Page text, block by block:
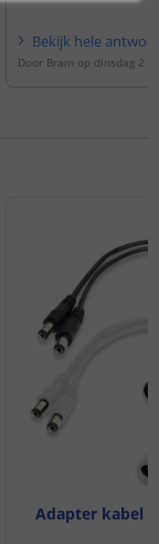
Adapter kabel
Bekijk hele
Door Bram op dinsdag 2